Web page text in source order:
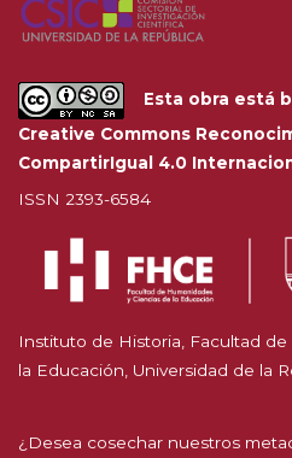
Esta obra está
Creative Commons
CompartirIgual 4.0
ISSN 2393-6584
Instituto de Historia, Facultad
la Educación, Universidad de la
¿Desea cosechar nuestros